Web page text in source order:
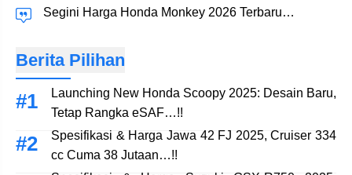
Segini Harga Honda Monkey 2026 Terbaru…
Berita Pilihan
Launching New Honda Scoopy 2025: Desain Baru,
Tetap Rangka eSAF…!!
Spesifikasi & Harga Jawa 42 FJ 2025, Cruiser 334
cc Cuma 38 Jutaan…!!